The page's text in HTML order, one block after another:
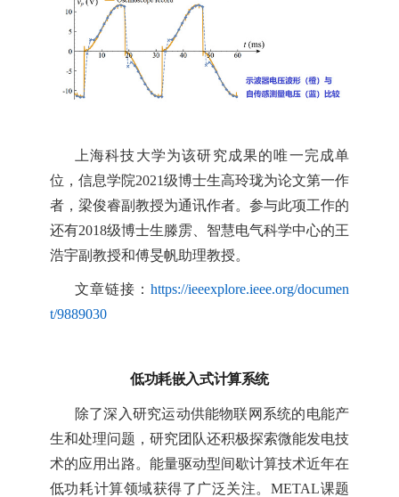
上海科技大学为该研究成果的唯一完成单
位，信息学院2021级博士生高玲珑为论文第一作
者，梁俊睿副 教授为通讯作者。参与此项工作的
还有2018级博士生滕雳、智慧电气科学中心的王
浩宇副教授和傅旻帆助理教授。
文章链接：https://ieeexplore.ieee.org/documen
t/9889030
低功耗嵌入式计算系统
除了深入研究运动供能物联网系统的电能产
生和处理问题，研究团队还积极探索微能发电技
术的应用出路。能量驱动型间歇计算技术近年在
低功耗计算领域获得了广泛关注。METAL课题